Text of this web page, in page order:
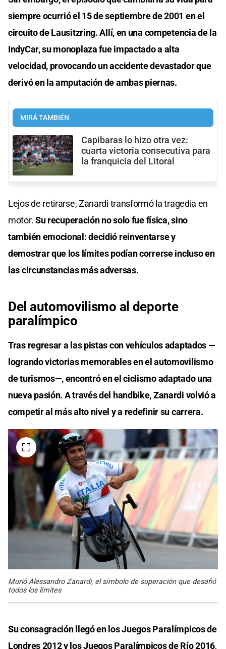
siempre ocurrió el 15 de septiembre de 2001 en el
circuito de Lausitzring. Allí, en una competencia de la
IndyCar, su monoplaza fue impactado a alta
velocidad, provocando un accidente devastador que
derivó en la amputación de ambas piernas.
MIRÁ TAMBIÉN
Capibaras lo hizo otra vez:
cuarta victoria consecutiva para
la franquicia del Litoral
Lejos de retirarse, Zanardi transformó la tragedia en
motor.Su recuperación no solo fue física, sino
también emocional: decidió reinventarse y
demostrar que los límites podían correrse incluso en
las circunstancias más adversas.
Del automovilismo al deporte
paralímpico
Tras regresar a las pistas con vehículos adaptados —
logrando victorias memorables en el automovilismo
de turismos—, encontró en el ciclismo adaptado una
nueva pasión. A través del handbike, Zanardi volvió a
competir al más alto nivel y a redefinir su carrera.
Murió Alessandro Zanardi, el símbolo de superación que desafió
todos los límites
Su consagración llegó en los Juegos Paralímpicos de
Londres 2012 y los Juegos Paralímpicos de Río 2016,